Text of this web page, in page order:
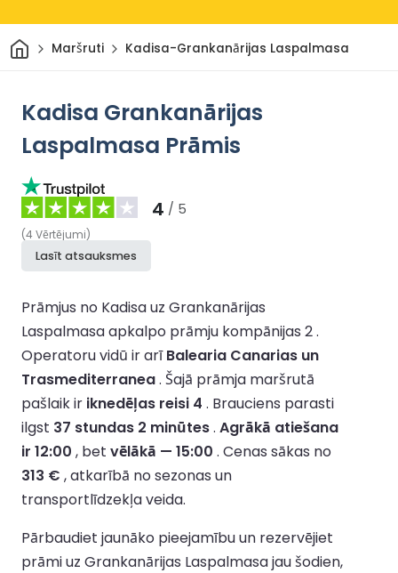
Sākums
Maršruti Kadisa-Grankanārijas Laspalmasa
Kadisa Grankanārijas
Laspalmasa Prāmis
4 / 5
(4 Vērtējumi)
Lasīt atsauksmes
Prāmjus no Kadisa uz Grankanārijas
Laspalmasa apkalpo prāmju kompānijas 2 .
Operatoru vidū ir arīBalearia Canarias un
Trasmediterranea. Šajā prāmja maršrutā
pašlaik ir iknedēļas reisi 4 . Brauciens parasti
ilgst 37 stundas 2 minūtes. Agrākā atiešana
ir 12:00 , bet vēlākā — 15:00 . Cenas sākas no
313 € , atkarībā no sezonas un
transportlīdzekļa veida.
Pārbaudiet jaunāko pieejamību un rezervējiet
prāmi uz Grankanārijas Laspalmasa jau šodien,